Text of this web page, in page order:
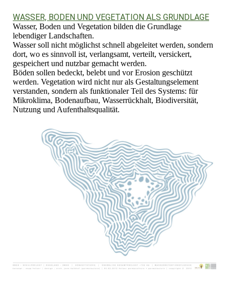
WASSER, BODEN UND VEGETATION ALS GRUNDLAGE
Wasser, Boden und Vegetation bilden die Grundlage
lebendiger Landschaften.
Wasser soll nicht möglichst schnell abgeleitet werden, sondern
dort, wo es sinnvoll ist, verlangsamt, verteilt, versickert,
gespeichert und nutzbar gemacht werden.
Böden sollen bedeckt, belebt und vor Erosion geschützt
werden. Vegetation wird nicht nur als Gestaltungselement
verstanden, sondern als funktionaler Teil des Systems: für
Mikroklima, Bodenaufbau, Wasserrückhalt, Biodiversität,
Nutzung und Aufenthaltsqualität.